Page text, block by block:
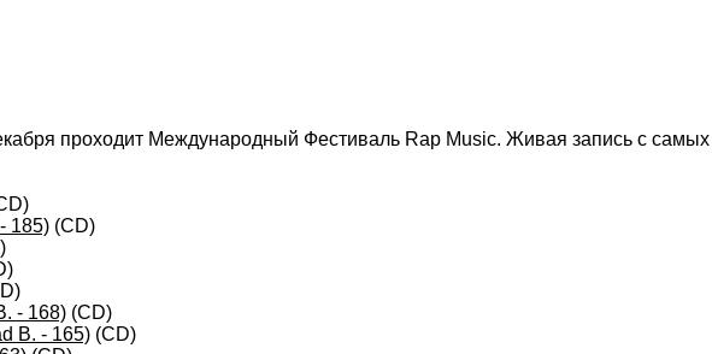
проходит Международный Фестиваль Rap Music. Живая запись с
185) (CD)
- 168) (CD)
B. - 165) (CD)